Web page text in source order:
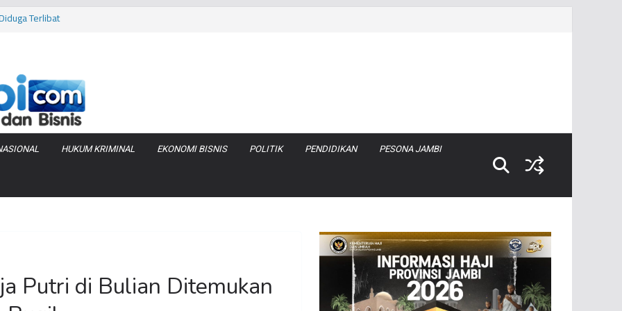
Terlibat
Jadi Rp
Zenix di
HUKUM KRIMINAL EKONOMI BISNIS POLITIK PENDIDIKAN PESONA JAMBI
Putri di Bulian Ditemukan